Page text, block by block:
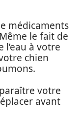
médicaments
le fait de
à votre
chien
votre
avant